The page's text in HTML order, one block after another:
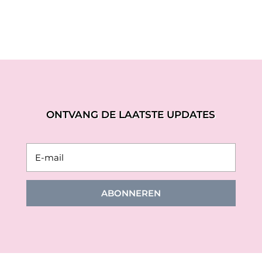
ONTVANG DE LAATSTE UPDATES
ABONNEREN